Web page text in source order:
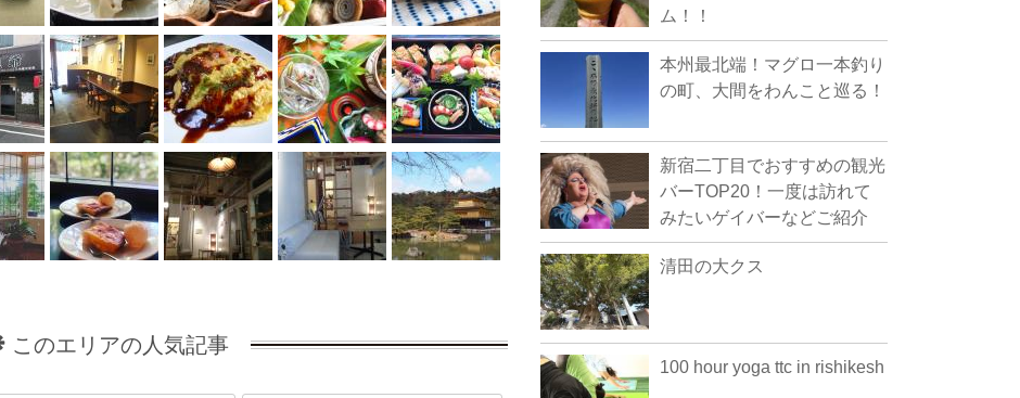
このエリアの人気記事
ム！！
本州最北端！マグロ一本釣り
の町、大間をわんこと巡る！
新宿二丁目でおすすめの観光
バーTOP20！一度は訪れて
みたいゲイバーなどご紹介
清田の大クス
100 hour yoga ttc in rishikesh